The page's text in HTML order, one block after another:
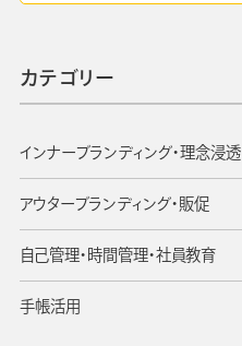
カテゴリー
インナーブランディング・理念浸透
アウターブランディング・販促
自己管理・時間管理・社員教育
手帳活用